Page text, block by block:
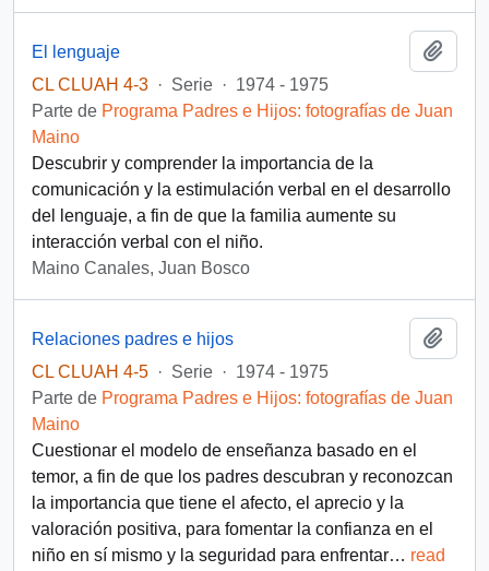
El lenguaje
CL CLUAH 4-3 · Serie · 1974 - 1975
Parte de Programa Padres e Hijos: fotografías de Juan
Maino
Descubrir y comprender la importancia de la
comunicación y la estimulación verbal en el desarrollo
del lenguaje, a fin de que la familia aumente su
interacción verbal con el niño.
Maino Canales, Juan Bosco
Relaciones padres e hijos
CL CLUAH 4-5 · Serie · 1974 - 1975
Parte de Programa Padres e Hijos: fotografías de Juan
Maino
Cuestionar el modelo de enseñanza basado en el
temor, a fin de que los padres descubran y reconozcan
la importancia que tiene el afecto, el aprecio y la
valoración positiva, para fomentar la confianza en el
niño en sí mismo y la seguridad para enfrentar… read